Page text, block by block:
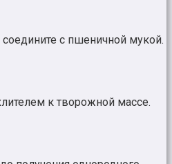
соедините с пшеничной мукой.
к творожной массе.